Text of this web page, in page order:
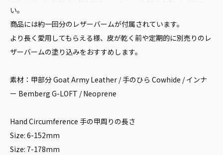
い。
商品には約一回分のレザーバームが付属されています。
より長く愛用してもらえる様、皮が乾く前や定期的に別売りのレ
ザーバームの塗り込みをおすすめします。
素材：甲部分 Goat Army Leather / 手のひら Cowhide / インナ
ー Bemberg G-LOFT / Neoprene
Hand Circumference 手の甲周りの長さ
Size: 6-152mm
Size: 7-178mm